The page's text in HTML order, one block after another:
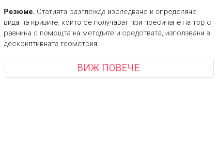
Резюме. Статията разглежда изследване и определяне
вида на кривите, които се получават при пресичане на тор с
равнина с помощта на методите и средствата, използвани в
дескриптивната геометрия...
ВИЖ ПОВЕЧЕ